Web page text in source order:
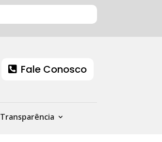
Fale Conosco
Transparência